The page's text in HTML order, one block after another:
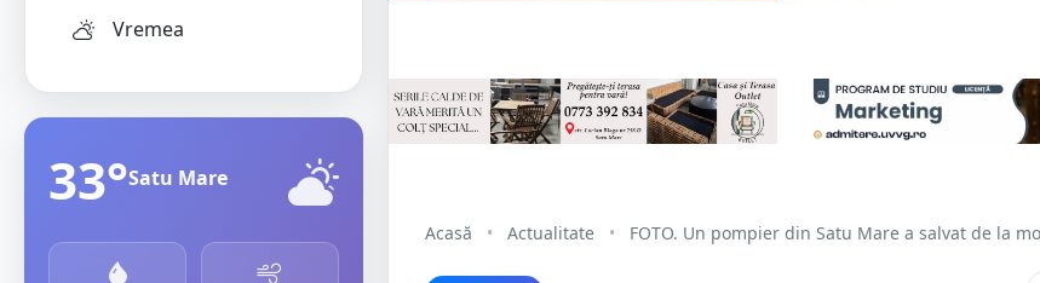
Vremea
33°Satu Mare
Acasă • Actualitate • FOTO. Un pompier din Satu Mare a salvat de la